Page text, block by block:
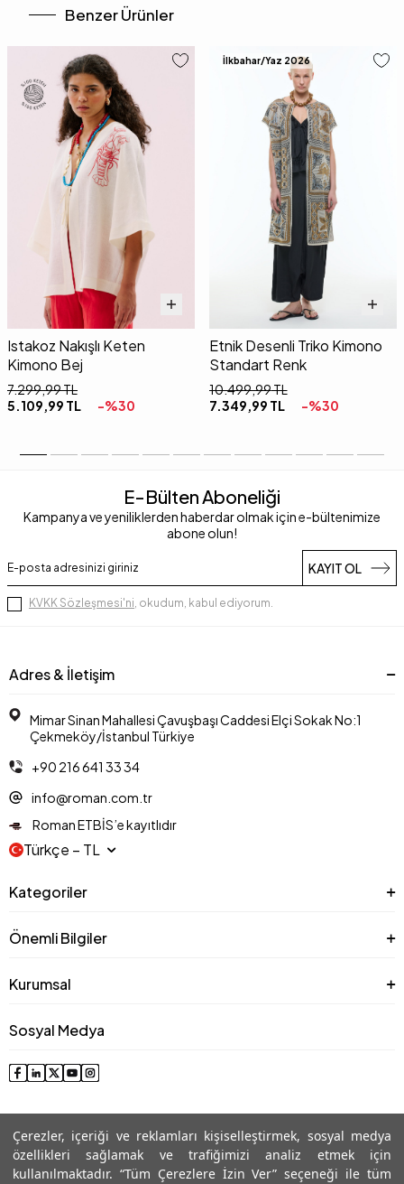
Çerezler, içeriği ve reklamları kişiselleştirmek, sosyal medya
özellikleri sağlamak ve trafiğimizi analiz etmek için
kullanılmaktadır. “Tüm Çerezlere İzin Ver” seçeneği ile tüm
Benzer Ürünler
Istakoz Nakışlı Keten
Kimono Bej
7.299,99TL
5.109,99 TL -%30
İlkbahar/Yaz 2026
Etnik Desenli Triko Kimono
Standart Renk
10.499,99TL
7.349,99 TL -%30
E-Bülten Aboneliği
Kampanya ve yeniliklerden haberdar olmak için e-bültenimize
abone olun!
KAYIT OL
KVKK Sözleşmesi'ni , okudum, kabul ediyorum.
Adres & İletişim
Mimar Sinan Mahallesi Çavuşbaşı Caddesi Elçi Sokak No:1
Çekmeköy/İstanbul Türkiye
+90 216 641 33 34
info@roman.com.tr
Roman ETBİS’e kayıtlıdır
Türkçe − TL
Kategoriler
Önemli Bilgiler
Kurumsal
Sosyal Medya